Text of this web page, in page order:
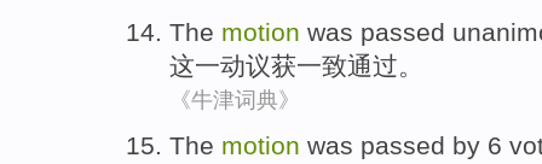
The motion was passed
这一动议获一致通过。
《牛津词典》
The motion was passed by 6